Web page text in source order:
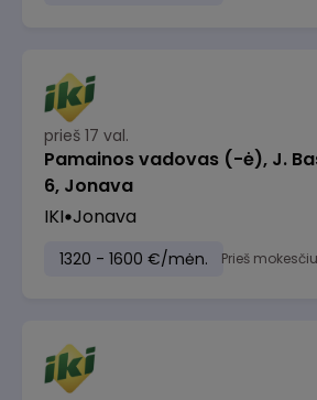
prieš 17 val.
Pamainos vadovas (-ė), J.
6, Jonava
IKI Jonava
1320 - 1600 €/mėn. Prieš